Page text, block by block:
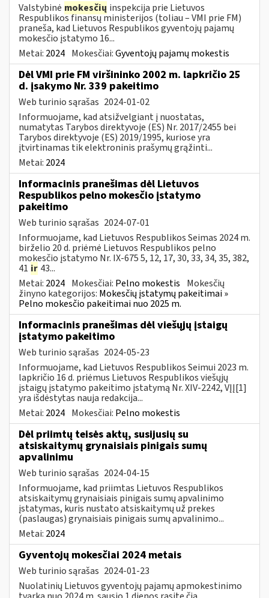
Valstybinė mokesčių inspekcija prie Lietuvos
Respublikos finansų ministerijos (toliau – VMI prie FM)
praneša, kad Lietuvos Respublikos gyventojų pajamų
mokesčio įstatymo 16...
Metai: 2024 Mokesčiai:Gyventojų pajamų mokestis
Dėl VMI prie FM viršininko 2002 m. lapkričio 25
d. įsakymo Nr. 339 pakeitimo
Web turinio sąrašas 2024-01-02
Informuojame, kad atsižvelgiant į nuostatas,
numatytas Tarybos direktyvoje (ES) Nr. 2017/2455 bei
Tarybos direktyvoje (ES) 2019/1995, kuriose yra
įtvirtinamas tik elektroninis prašymų grąžinti...
Metai: 2024
Informacinis pranešimas dėl Lietuvos
Respublikos pelno mokesčio įstatymo
pakeitimo
Web turinio sąrašas 2024-07-01
Informuojame, kad Lietuvos Respublikos Seimas 2024 m.
birželio 20 d. priėmė Lietuvos Respublikos pelno
mokesčio įstatymo Nr. IX-675 5, 12, 17, 30, 33, 34, 35, 382,
41 ir 43...
Metai: 2024 Mokesčiai: Pelno mokestis Mokesčių
žinyno kategorijos: Mokesčių įstatymų pakeitimai »
Pelno mokesčio pakeitimai nuo 2025 m.
Informacinis pranešimas dėl viešųjų įstaigų
įstatymo pakeitimo
Web turinio sąrašas 2024-05-23
Informuojame, kad Lietuvos Respublikos Seimui 2023 m.
lapkričio 16 d. priėmus Lietuvos Respublikos viešųjų
įstaigų įstatymo pakeitimo įstatymą Nr. XIV-2242, VĮĮ[1]
yra išdėstytas nauja redakcija...
Metai: 2024 Mokesčiai: Pelno mokestis
Dėl priimtų teisės aktų, susijusių su
atsiskaitymų grynaisiais pinigais sumų
apvalinimu
Web turinio sąrašas 2024-04-15
Informuojame, kad priimtas Lietuvos Respublikos
atsiskaitymų grynaisiais pinigais sumų apvalinimo
įstatymas, kuris nustato atsiskaitymų už prekes
(paslaugas) grynaisiais pinigais sumų apvalinimo...
Metai: 2024
Gyventojų mokesčiai 2024 metais
Web turinio sąrašas 2024-01-23
Nuolatinių Lietuvos gyventojų pajamų apmokestinimo